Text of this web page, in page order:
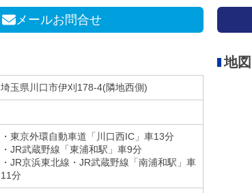
メールお問合せ
埼玉県川口市伊刈178-4(隣地西側)
・東京外環自動車道「川口西IC」車13分
・JR武蔵野線「東浦和駅」車9分
・JR京浜東北線・JR武蔵野線「南浦和駅」車
11分
地図